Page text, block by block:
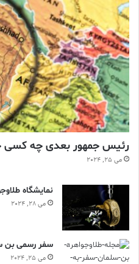
رئیس جمهور بعدی چه کسی
می 25, 2024
نمایشگاه
می 28, 2024
سفر رسمی بن
می 25, 2024